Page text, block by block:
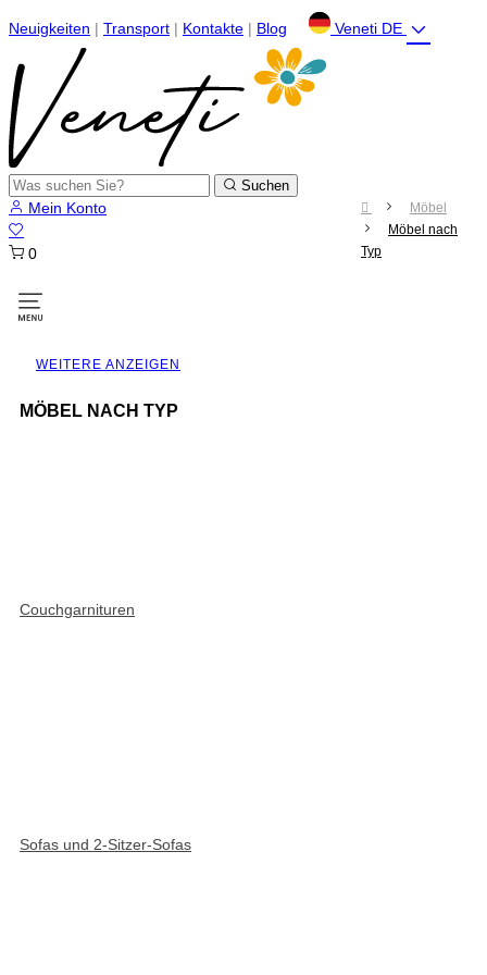
Neuigkeiten | Transport | Kontakte | Blog Veneti DE
Suchen
Mein Konto
0
Umschalten
Navigation
Möbel
Möbel nach
Typ
WEITERE ANZEIGEN
MÖBEL NACH TYP
Couchgarnituren
Sofas und 2-Sitzer-Sofas